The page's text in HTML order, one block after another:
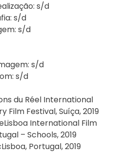
s/d
s/d
s/d
s/d
s/d
du Réel International
Film Festival, Suíça, 2019
International Film
– Schools, 2019
Portugal, 2019